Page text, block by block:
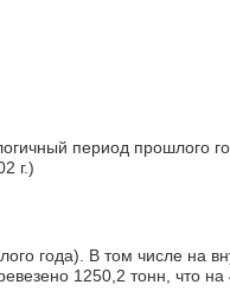
период прошлого
г.)
года). В том числе на
1250,2 тонн, что